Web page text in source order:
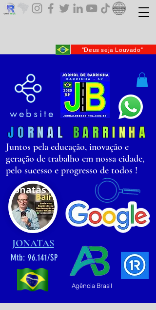
"Deus seja Louvado"
website
JO RNAL BARRI NHA
Juntos pela educação, inovação e
geração de trabalho em nossa cidade,
pelo sucesso e progresso de todos !
JONATAS
Mtb: 96.141/SP
Agência Brasil